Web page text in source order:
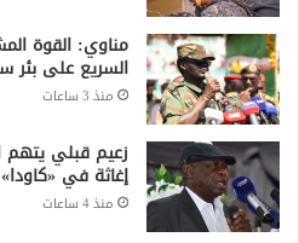
مناوي: القوة
السريع على بئر
منذ 3 ساعات
زعيم قبلي يتهم
إغاثة في «كاودا»
منذ 4 ساعات